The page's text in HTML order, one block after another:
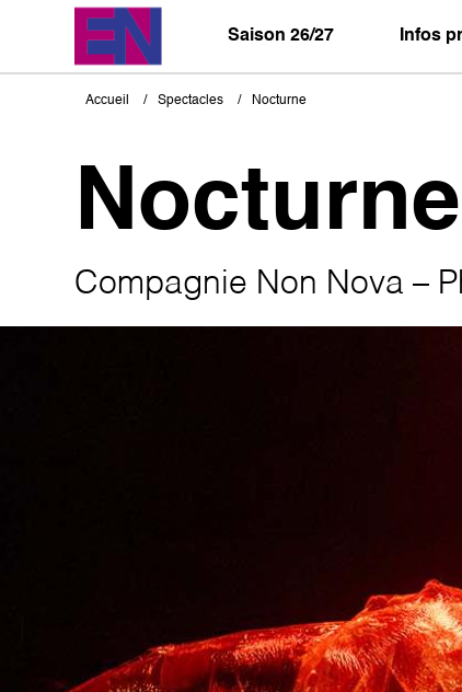
Saison 26/27 Infos
Fil
Accueil Spectacles Nocturne
Nocturne
Compagnie Non Nova –